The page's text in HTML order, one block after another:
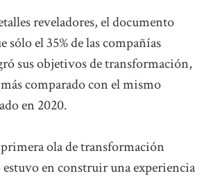
reveladores, el documento
sólo el 35% de las compañías
sus objetivos de transformación,
más comparado con el mismo
en 2020.
ola de transformación
en construir una experiencia